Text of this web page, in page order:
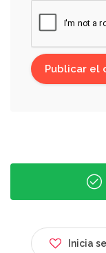
Inicia